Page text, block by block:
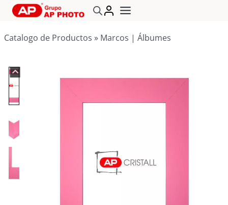
Saltar
Catalogo de Productos » Marcos | Álbumes